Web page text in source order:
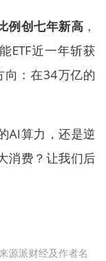
例创七年新高 ，
ETF近一年斩获
向：在34万亿的
AI算力，还是逆
消费？让我们后
源派财经及作者名